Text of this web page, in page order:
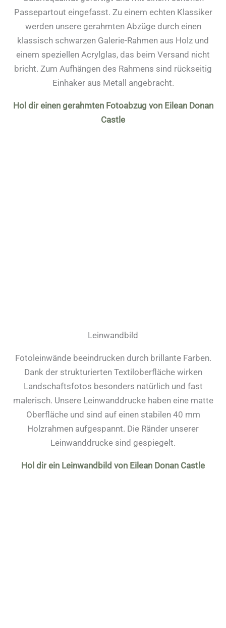
Passepartout eingefasst. Zu einem echten Klassiker
werden unsere gerahmten Abzüge durch einen
klassisch schwarzen Galerie-Rahmen aus Holz und
einem speziellen Acrylglas, das beim Versand nicht
bricht. Zum Aufhängen des Rahmens sind rückseitig
Einhaker aus Metall angebracht.
Hol dir einen gerahmten Fotoabzug von Eilean Donan
Castle
Leinwandbild
Fotoleinwände beeindrucken durch brillante Farben.
Dank der strukturierten Textiloberfläche wirken
Landschaftsfotos besonders natürlich und fast
malerisch. Unsere Leinwanddrucke haben eine matte
Oberfläche und sind auf einen stabilen 40 mm
Holzrahmen aufgespannt. Die Ränder unserer
Leinwanddrucke sind gespiegelt.
Hol dir ein Leinwandbild von Eilean Donan Castle